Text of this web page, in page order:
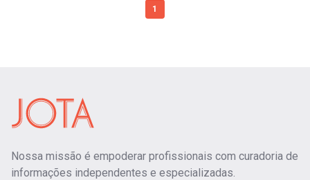
1
Nossa missão é empoderar profissionais com curadoria de
informações independentes e especializadas.